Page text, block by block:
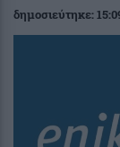
δημοσιεύτηκε: